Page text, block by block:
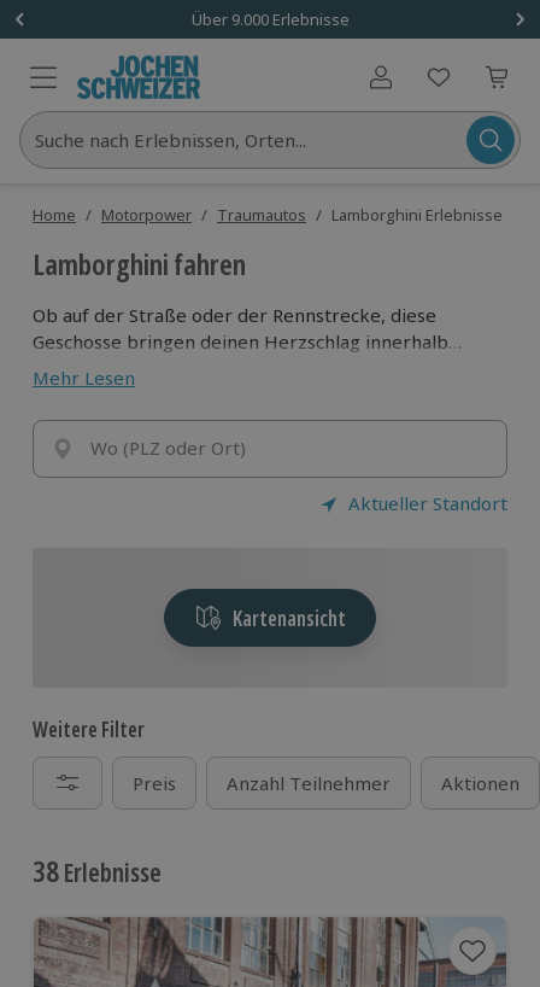
Über 9.000 Erlebnisse
Benutzerkonto
Suche nach Erlebnissen, Orten...
Home / Motorpower / Traumautos / Lamborghini Erlebnisse
Lamborghini fahren
Ob auf der Straße oder der Rennstrecke, diese
Geschosse bringen deinen Herzschlag innerhalb
weniger Sekunden auf die maximale Drehzahl. Denn
wenn der Motor des Kampfstiers grölt und der
Sportwagen mit über 500PS über den Teer fegt,
spürst du die pure Leidenschaft eines echten
Italieners.
Mehr Lesen
Wo (PLZ oder Ort)
Aktueller Standort
Kartenansicht
Weitere Filter
Preis Anzahl Teilnehmer Aktionen
38Erlebnisse